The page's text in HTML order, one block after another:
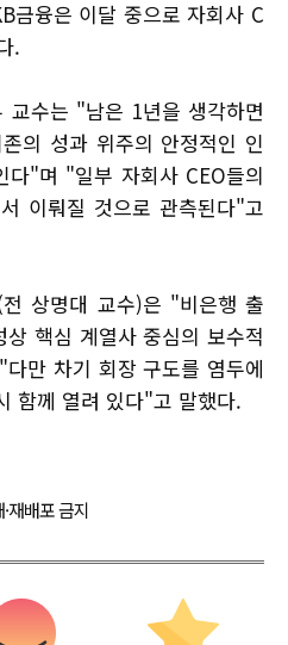
금융은 이달 중으로 자회사 C
.
교수는 "남은 1년을 생각하면
의 성과 위주의 안정적인 인
다"며 "일부 자회사 CEO들의
이뤄질 것으로 관측된다"고
상명대 교수)은 "비은행 출
핵심 계열사 중심의 보수적
만 차기 회장 구도를 염두에
함께 열려 있다"고 말했다.
배포 금지